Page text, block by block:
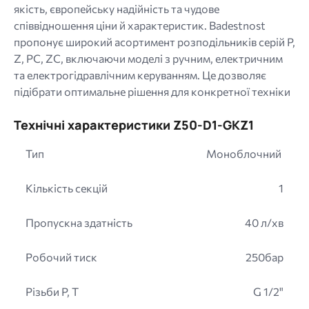
якість, європейську надійність та чудове
співвідношення ціни й характеристик. Badestnost
пропонує широкий асортимент розподільників серій P,
Z, PC, ZC, включаючи моделі з ручним, електричним
та електрогідравлічним керуванням. Це дозволяє
підібрати оптимальне рішення для конкретної техніки
Технічні характеристики Z50-D1-GKZ1
Тип Моноблочний
Кількість секцій 1
Пропускна здатність 40 л/хв
Робочий тиск 250бар
Різьби P, T G 1/2"